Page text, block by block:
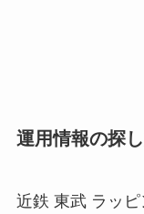
運用情報の探
近鉄 東武 ラッ